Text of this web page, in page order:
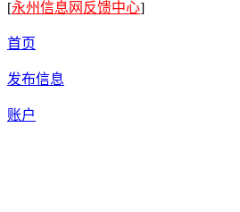
[永州信息网反馈中心]
首页
发布信息
账户